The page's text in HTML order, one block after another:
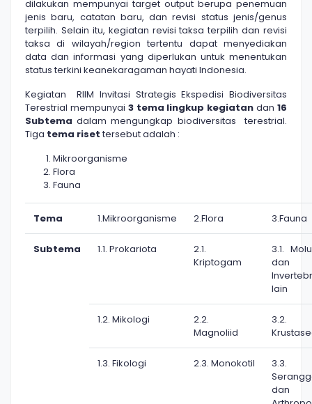
dilakukan mempunyai target output berupa penemuan
jenis baru, catatan baru, dan revisi status jenis/genus
terpilih. Selain itu, kegiatan revisi taksa terpilih dan revisi
taksa di wilayah/region tertentu dapat menyediakan
data dan informasi yang diperlukan untuk menentukan
status terkini keanekaragaman hayati Indonesia.
Kegiatan RIIM Invitasi Strategis Ekspedisi Biodiversitas
Terestrial mempunyai 3 tema lingkup kegiatan dan16
Subtemadalam mengungkap biodiversitas terestrial.
Tiga tema risettersebut adalah :
Mikroorganisme
Flora
Fauna
Tema 1.Mikroorganisme 2.Flora 3.Fauna
Subtema 1.1. Prokariota
2.1.
Kriptogam
3.1.
dan
lain
1.2. Mikologi
2.2.
Magnoliid
3.2.
1.3. Fikologi 2.3. Monokotil
3.3.
dan